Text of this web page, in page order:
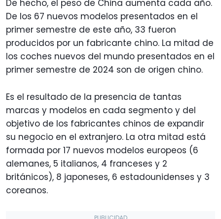
De hecho, el peso de China aumenta cada año.
De los 67 nuevos modelos presentados en el
primer semestre de este año, 33 fueron
producidos por un fabricante chino. La mitad de
los coches nuevos del mundo presentados en el
primer semestre de 2024 son de origen chino.
Es el resultado de la presencia de tantas
marcas y modelos en cada segmento y del
objetivo de los fabricantes chinos de expandir
su negocio en el extranjero. La otra mitad está
formada por 17 nuevos modelos europeos (6
alemanes, 5 italianos, 4 franceses y 2
británicos), 8 japoneses, 6 estadounidenses y 3
coreanos.